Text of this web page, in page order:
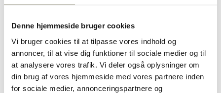
Denne hjemmeside bruger cookies
Vi bruger cookies til at tilpasse vores indhold og
annoncer, til at vise dig funktioner til sociale medier og til
at analysere vores trafik. Vi deler også oplysninger om
din brug af vores hjemmeside med vores partnere inden
for sociale medier, annonceringspartnere og
Diamant ringe
Guld ringe
Dåbsartikler
Bestik
Bordflag
Kop & Tallerken
Smykkeskrin
Sparebøsser